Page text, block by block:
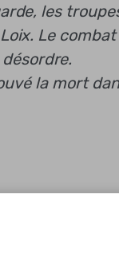
les
Le
la mort
à un petit
à gauche